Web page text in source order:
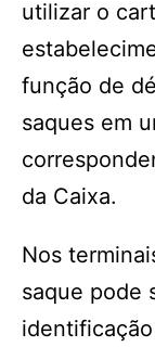
utilizar o
função de
saques em
da Caixa.
Nos
saque pode